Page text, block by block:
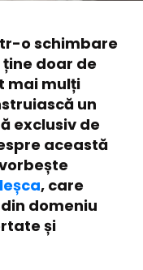
o schimbare
doar de
mai mulți
un
exclusiv de
această
, care
domeniu
și